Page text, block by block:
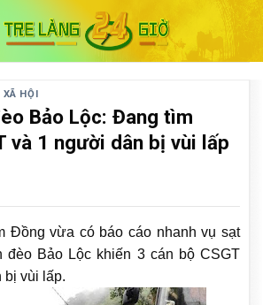
HỘI
Bảo Lộc: Đang tìm
và 1 người dân bị vùi lấp
Đồng vừa có báo cáo nhanh vụ sạt
đèo Bảo Lộc khiến 3 cán bộ CSGT
bị vùi lấp.